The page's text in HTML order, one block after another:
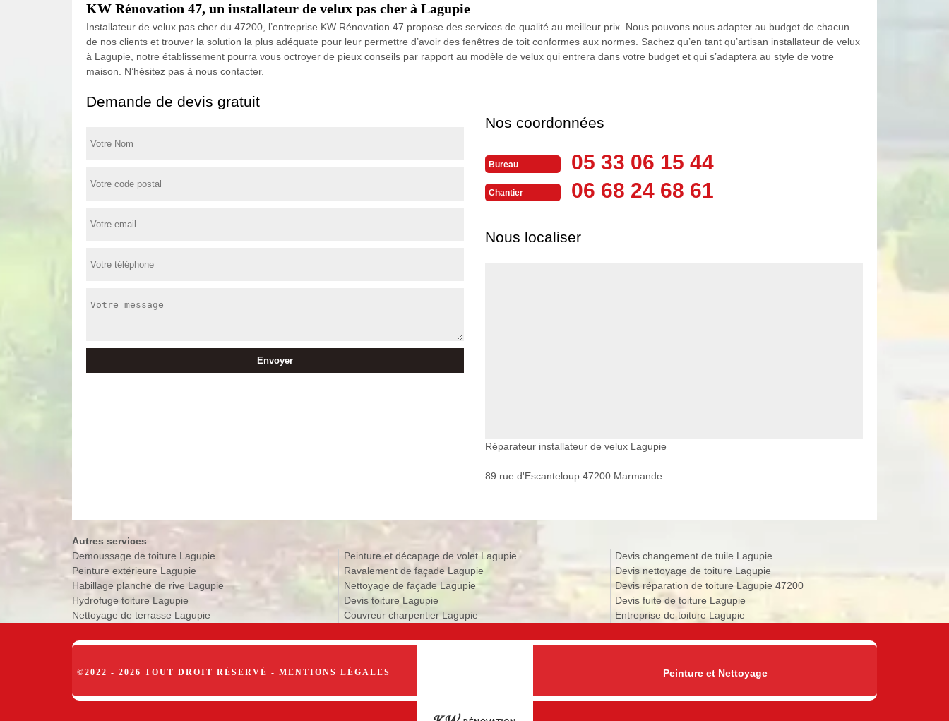
KW Rénovation 47, un installateur de velux pas cher à Lagupie
Installateur de velux pas cher du 47200, l’entreprise KW Rénovation 47 propose des services de qualité au meilleur prix. Nous pouvons nous adapter au budget de chacun
de nos clients et trouver la solution la plus adéquate pour leur permettre d’avoir des fenêtres de toit conformes aux normes. Sachez qu’en tant qu’artisan installateur de velux
à Lagupie, notre établissement pourra vous octroyer de pieux conseils par rapport au modèle de velux qui entrera dans votre budget et qui s’adaptera au style de votre
maison. N’hésitez pas à nous contacter.
Demande de devis gratuit
Nos coordonnées
Bureau 05 33 06 15 44
Chantier 06 68 24 68 61
Nous localiser
Réparateur installateur de velux Lagupie
89 rue d'Escanteloup 47200 Marmande
Autres services
Demoussage de toiture Lagupie
Peinture extérieure Lagupie
Habillage planche de rive Lagupie
Hydrofuge toiture Lagupie
Nettoyage de terrasse Lagupie
Peinture et décapage de volet Lagupie
Ravalement de façade Lagupie
Nettoyage de façade Lagupie
Devis toiture Lagupie
Couvreur charpentier Lagupie
Devis changement de tuile Lagupie
Devis nettoyage de toiture Lagupie
Devis réparation de toiture Lagupie 47200
Devis fuite de toiture Lagupie
Entreprise de toiture Lagupie
©2022 - 2026 TOUT DROIT RÉSERVÉ - MENTIONS LÉGALES Peinture et Nettoyage